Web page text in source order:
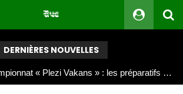
DERNIÈRES NOUVELLES
Joy Clerf Derisier, sur les traces de son père : évangéliser par la musique